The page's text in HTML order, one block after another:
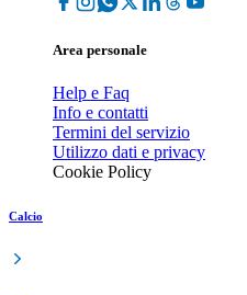
Area personale
Help e Faq
Info e contatti
Termini del servizio
Utilizzo dati e privacy
Cookie Policy
Calcio